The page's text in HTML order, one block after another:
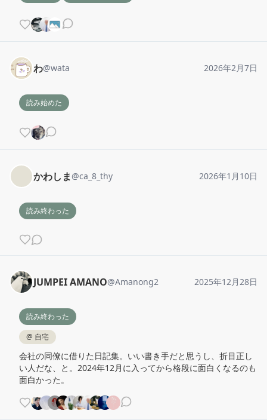
わ@wata 2026年2月7日
読み始めた
かわしま@ca_8_thy 2026年1月10日
読み終わった
JUMPEI AMANO@Amanong2 2025年12月28日
読み終わった
@ 自宅
会社の同僚に借りた日記集。いい書き手だと思うし、折目正し
い人だな、と。2024年12月に入ってから格段に面白くなるのも
面白かった。